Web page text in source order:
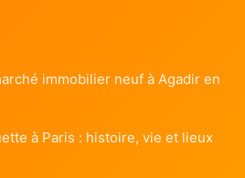
immobilier neuf à Agadir en
à Paris : histoire, vie et lieux